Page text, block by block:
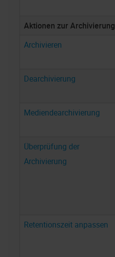
Aktionen zur Archivierung
Archivieren
Dearchivierung
Mediendearchivierung
Überprüfung der
Archivierung
Retentionszeit anpassen